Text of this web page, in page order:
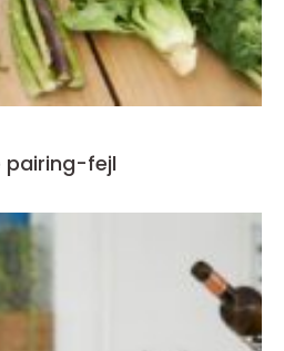
pairing-fejl